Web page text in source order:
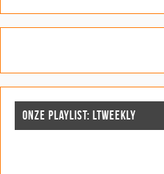
ONZE PLAYLIST: LTWEEKLY